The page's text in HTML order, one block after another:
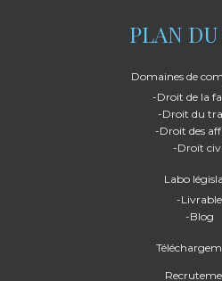
PLAN
Domaines de
-Droit de la
-Droit du
-Droit des
-Droit
Labo
-Livrable
-Blog